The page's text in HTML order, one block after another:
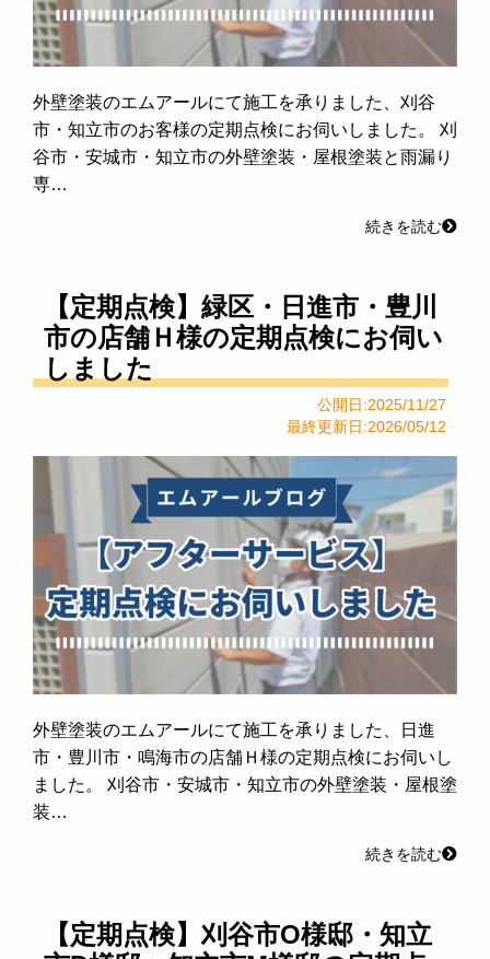
外壁塗装のエムアールにて施工を承りました、刈谷
市・知立市のお客様の定期点検にお伺いしました。 刈
谷市・安城市・知立市の外壁塗装・屋根塗装と雨漏り
専…
続きを読む
【定期点検】緑区・日進市・豊川
市の店舗Ｈ様の定期点検にお伺い
しました
公開日:2025/11/27
最終更新日:2026/05/12
外壁塗装のエムアールにて施工を承りました、日進
市・豊川市・鳴海市の店舗Ｈ様の定期点検にお伺いし
ました。 刈谷市・安城市・知立市の外壁塗装・屋根塗
装…
続きを読む
【定期点検】刈谷市O様邸・知立